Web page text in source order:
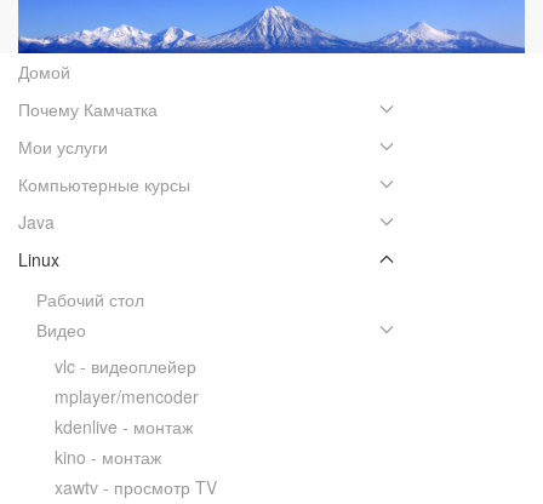
Домой
Почему Камчатка
Мои услуги
Компьютерные курсы
Java
Linux
Рабочий стол
Видео
vlc - видеоплейер
mplayer/mencoder
kdenlive - монтаж
kino - монтаж
xawtv - просмотр TV